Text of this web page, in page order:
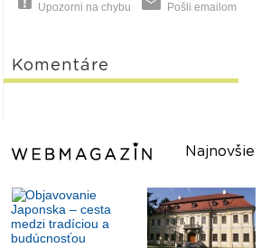
Upozorni na chybu Pošli emailom
Komentáre
Najnovšie